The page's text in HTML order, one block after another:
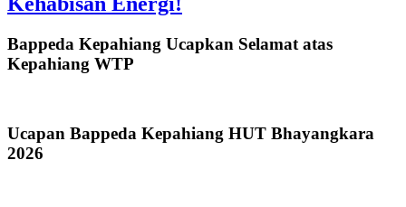
Bappeda Kepahiang Ucapkan Selamat atas
Kepahiang WTP
Ucapan Bappeda Kepahiang HUT Bhayangkara
2026